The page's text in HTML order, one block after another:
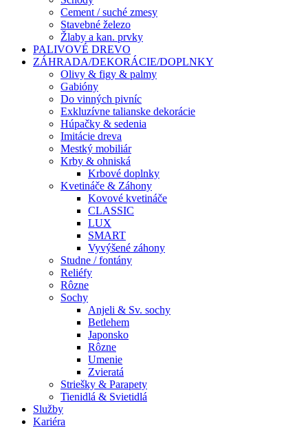
Cement / suché zmesy
Stavebné železo
Žlaby a kan. prvky
PALIVOVÉ DREVO
ZÁHRADA/DEKORÁCIE/DOPLNKY
Olivy & figy & palmy
Gabióny
Do vinných pivníc
Exkluzívne talianske dekorácie
Húpačky & sedenia
Imitácie dreva
Mestký mobiliár
Krby & ohniská
Krbové doplnky
Kvetináče & Záhony
Kovové kvetináče
CLASSIC
LUX
SMART
Vyvýšené záhony
Studne / fontány
Reliéfy
Rôzne
Sochy
Anjeli & Sv. sochy
Betlehem
Japonsko
Rôzne
Umenie
Zvieratá
Striešky & Parapety
Tienidlá & Svietidlá
Služby
Kariéra